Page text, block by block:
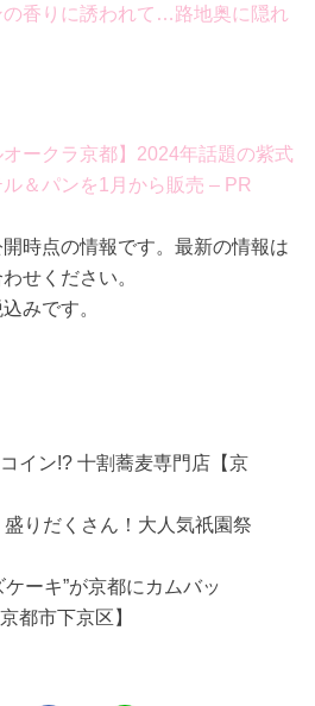
の香りに誘われて…路地奥に隠れ
オークラ京都】2024年話題の紫式
＆パンを1月から販売 – PR
時点の情報です。最新の情報は
せください。
みです。
イン!? 十割蕎麦専門店【京
盛りだくさん！大人気祇園祭
ーキ”が京都にカムバッ
都市下京区】